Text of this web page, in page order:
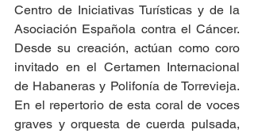
Centro de Iniciativas Turísticas y de la
Asociación Española contra el Cáncer.
Desde su creación, actúan como coro
invitado en el Certamen Internacional
de Habaneras y Polifonía de Torrevieja.
En el repertorio de esta coral de voces
graves y orquesta de cuerda pulsada,